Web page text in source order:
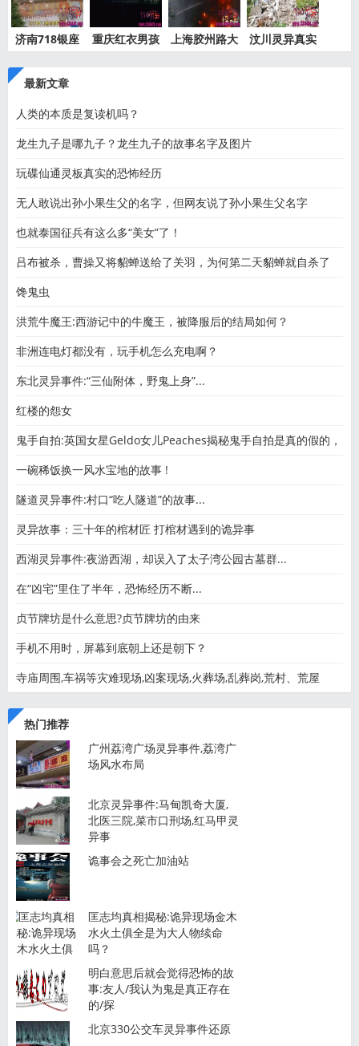
济南718银座
重庆红衣男孩
上海胶州路大
汶川灵异真实
最新文章
人类的本质是复读机吗？
龙生九子是哪九子？龙生九子的故事名字及图片
玩碟仙通灵板真实的恐怖经历
无人敢说出孙小果生父的名字，但网友说了孙小果生父名字
也就泰国征兵有这么多“美女”了！
吕布被杀，曹操又将貂蝉送给了关羽，为何第二天貂蝉就自杀了
馋鬼虫
洪荒牛魔王:西游记中的牛魔王，被降服后的结局如何？
非洲连电灯都没有，玩手机怎么充电啊？
东北灵异事件:“三仙附体，野鬼上身”...
红楼的怨女
鬼手自拍:英国女星Geldo女儿Peaches揭秘鬼手自拍是真的假的，
名媛
一碗稀饭换一风水宝地的故事 !
隧道灵异事件:村口“吃人隧道”的故事...
灵异故事：三十年的棺材匠 打棺材遇到的诡异事
西湖灵异事件:夜游西湖，却误入了太子湾公园古墓群...
在“凶宅”里住了半年，恐怖经历不断...
贞节牌坊是什么意思?贞节牌坊的由来
手机不用时，屏幕到底朝上还是朝下？
寺庙周围,车祸等灾难现场,凶案现场,火葬场,乱葬岗,荒村、荒屋
热门推荐
广州荔湾广场灵异事件,荔湾广
场风水布局
北京灵异事件:马甸凯奇大厦,
北医三院,菜市口刑场,红马甲灵
异事
诡事会之死亡加油站
匡志均真相揭秘:诡异现场金木
水火土俱全是为大人物续命
吗？
明白意思后就会觉得恐怖的故
事:友人/我认为鬼是真正存在
的/探
北京330公交车灵异事件还原